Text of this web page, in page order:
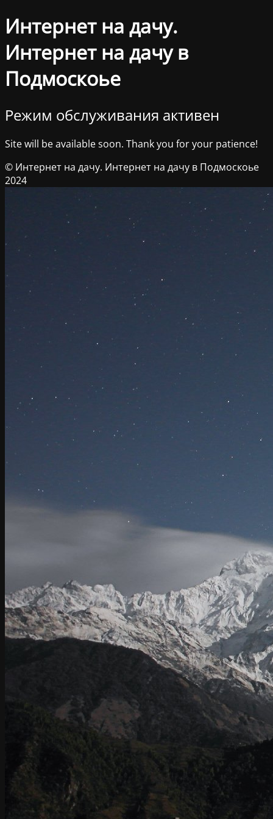
Интернет на дачу.
Интернет на дачу в
Подмоскоье
Режим обслуживания активен
Site will be available soon. Thank you for your patience!
© Интернет на дачу. Интернет на дачу в Подмоскоье
2024